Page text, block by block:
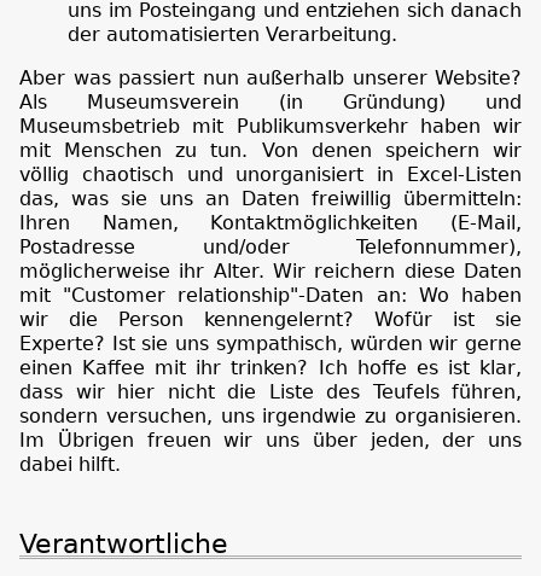
uns im Posteingang und entziehen sich danach
der automatisierten Verarbeitung.
Aber was passiert nun außerhalb unserer Website?
Als Museumsverein (in Gründung) und
Museumsbetrieb mit Publikumsverkehr haben wir
mit Menschen zu tun. Von denen speichern wir
völlig chaotisch und unorganisiert in Excel-Listen
das, was sie uns an Daten freiwillig übermitteln:
Ihren Namen, Kontaktmöglichkeiten (E-Mail,
Postadresse und/oder Telefonnummer),
möglicherweise ihr Alter. Wir reichern diese Daten
mit "Customer relationship"-Daten an: Wo haben
wir die Person kennengelernt? Wofür ist sie
Experte? Ist sie uns sympathisch, würden wir gerne
einen Kaffee mit ihr trinken? Ich hoffe es ist klar,
dass wir hier nicht die Liste des Teufels führen,
sondern versuchen, uns irgendwie zu organisieren.
Im Übrigen freuen wir uns über jeden, der uns
dabei hilft.
Verantwortliche